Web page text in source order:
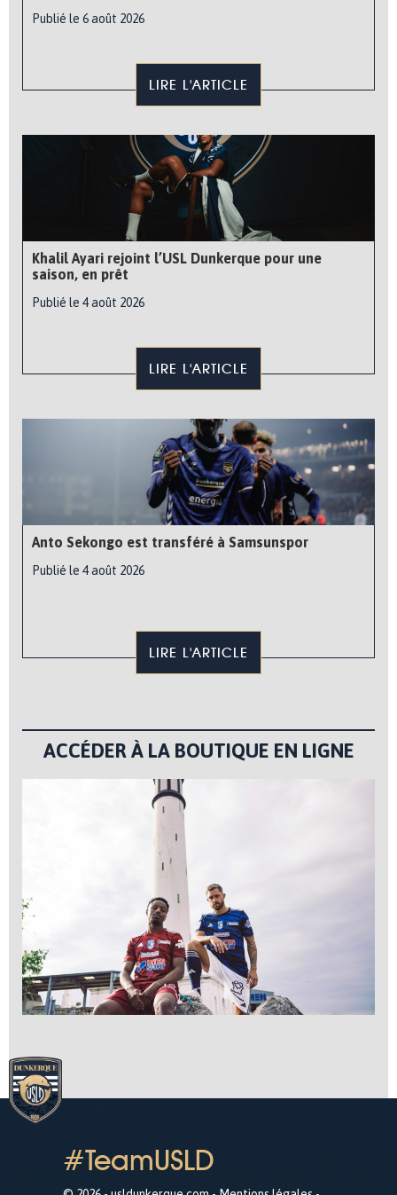
Publié le 6 août 2026
LIRE L'ARTICLE
Khalil Ayari rejoint l’USL Dunkerque pour une
saison, en prêt
Publié le 4 août 2026
LIRE L'ARTICLE
Anto Sekongo est transféré à Samsunspor
Publié le 4 août 2026
LIRE L'ARTICLE
ACCÉDER À LA BOUTIQUE EN LIGNE
#TeamUSLD